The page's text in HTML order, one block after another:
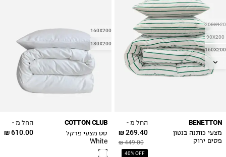
200X120
90X200
160X200
200X140
180X200
החל מ -
269.40 ₪
449.00 ₪
40% OFF
BENETTON
מצעי כותנה בנטון
פסים ירוק
160X200
180X200
החל מ -
610.00 ₪
COTTON CLUB
סט מצעי פרקל
White